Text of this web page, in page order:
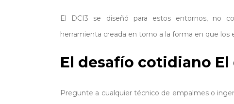
El DCI3 se diseñó para estos entornos, no
herramienta creada en torno a la forma en que
El desafío cotidiano El
Pregunte a cualquier técnico de empalmes o